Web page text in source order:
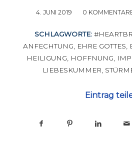
4. JUNI 2019
/ 0 /
SCHLAGWORTE:
ANFECHTUNG
EHRE GOTTES
HEILIGUNG
HOFFNUNG
LIEBESKUMMER
Eintrag